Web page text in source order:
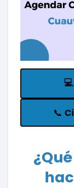
💻
📞